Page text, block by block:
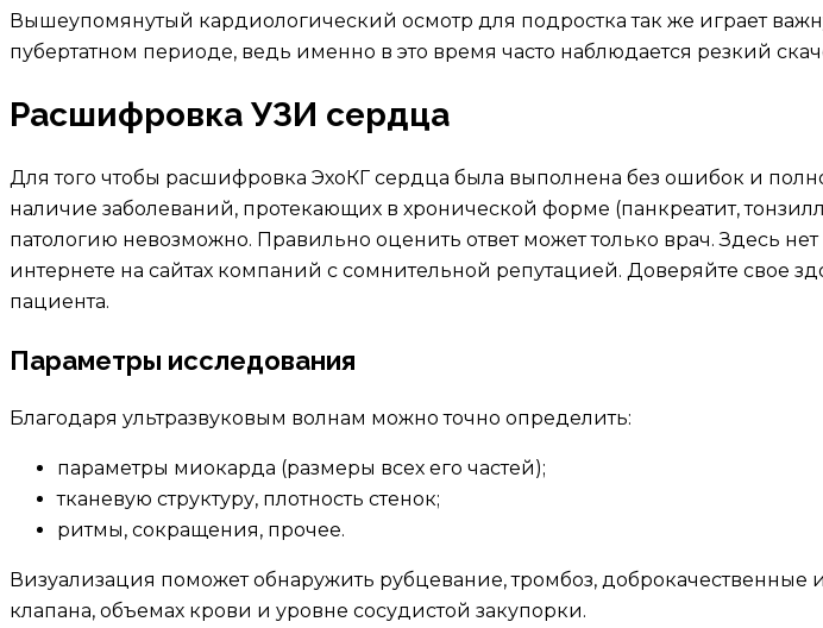
Вышеупомянутый кардиологический осмотр для подростка так же играет
пубертатном периоде, ведь именно в это время часто наблюдается резкий
Расшифровка УЗИ сердца
Для того чтобы расшифровка ЭхоКГ сердца была выполнена без ошибок и
наличие заболеваний, протекающих в хронической форме (панкреатит,
патологию невозможно. Правильно оценить ответ может только врач. Здесь
интернете на сайтах компаний с сомнительной репутацией. Доверяйте свое
пациента.
Параметры исследования
Благодаря ультразвуковым волнам можно точно определить:
параметры миокарда (размеры всех его частей);
тканевую структуру, плотность стенок;
ритмы, сокращения, прочее.
Визуализация поможет обнаружить рубцевание, тромбоз,
клапана, объемах крови и уровне сосудистой закупорки.